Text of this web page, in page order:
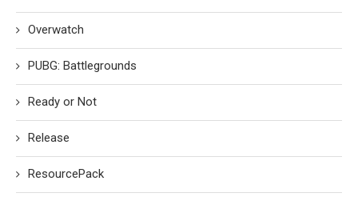
Overwatch
PUBG: Battlegrounds
Ready or Not
Release
ResourcePack